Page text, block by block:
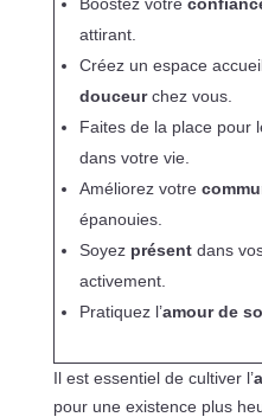
attirant.
Créez un espace
douceurchez vous.
Faites de la place pour
dans votre vie.
Améliorez votre
épanouies.
Soyez présentdans
activement.
Pratiquez l’amour de
Il est essentiel de cultiver l’
pour une existence plus